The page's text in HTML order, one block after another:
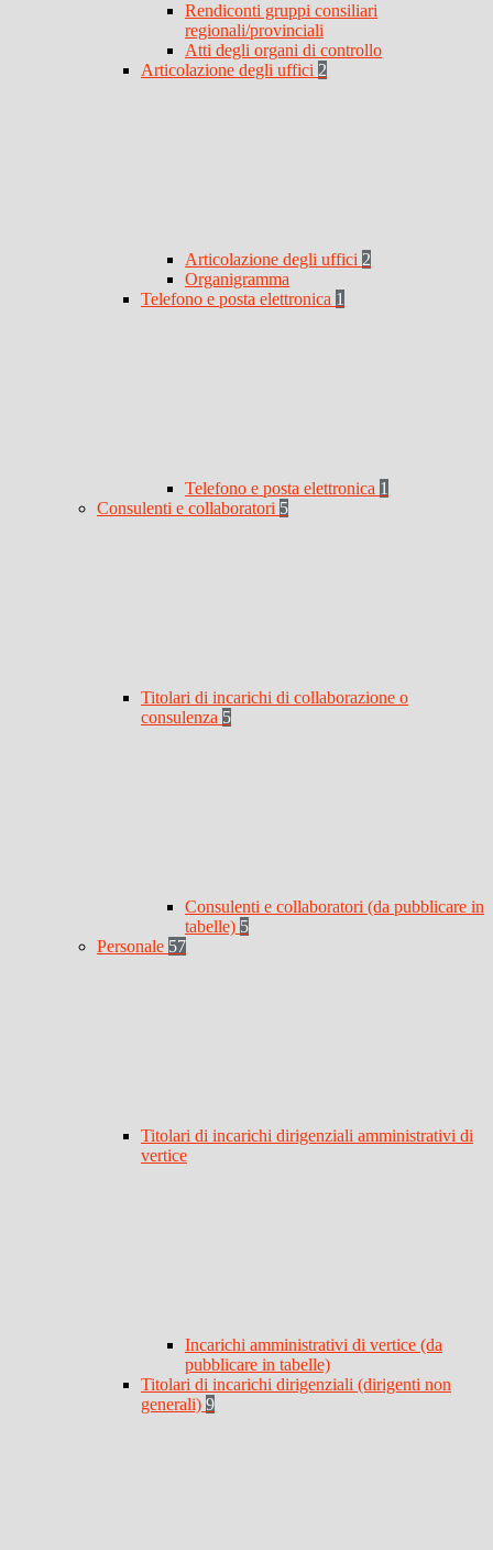
Rendiconti gruppi consiliari
regionali/provinciali
Atti degli organi di controllo
Articolazione degli uffici 2
Articolazione degli uffici 2
Organigramma
Telefono e posta elettronica 1
Telefono e posta elettronica 1
Consulenti e collaboratori 5
Titolari di incarichi di collaborazione o
consulenza 5
Consulenti e collaboratori (da pubblicare in
tabelle) 5
Personale 57
Titolari di incarichi dirigenziali amministrativi di
vertice
Incarichi amministrativi di vertice (da
pubblicare in tabelle)
Titolari di incarichi dirigenziali (dirigenti non
generali) 9